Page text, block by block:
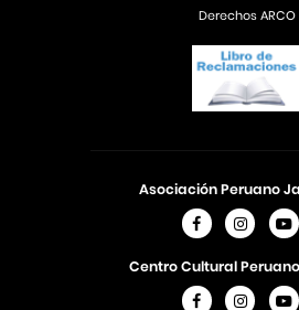
Asociación Peruano
Centro Cultural
Derechos ARCO